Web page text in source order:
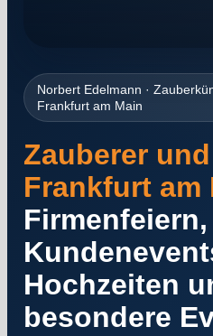
Norbert Edelmann ·
Frankfurt am Main
Zauberer
Frankfurt am
Firmenfeiern,
Hochzeiten
besondere